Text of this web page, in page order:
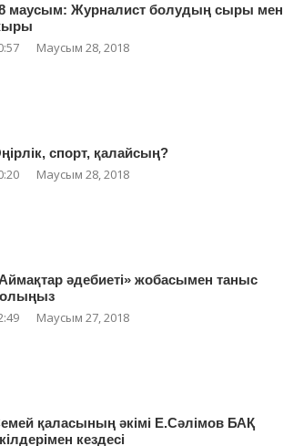
маусым: Журналист болудың сыры мен
Маусым 28, 2018
спорт, қалайсың?
Маусым 28, 2018
әдебиеті» жобасымен таныс
Маусым 27, 2018
қаласының әкімі Е.Сәлімов БАҚ
кездесі